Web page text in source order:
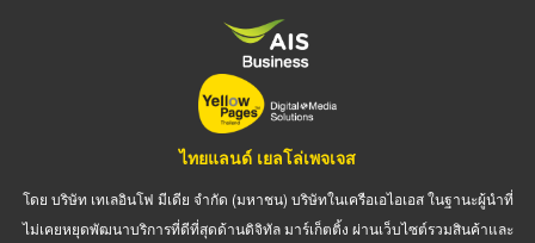
ไทยแลนด์ เยลโล่เพจเจส
โดย บริษัท เทเลอินโฟ มีเดีย จำกัด (มหาชน) บริษัทในเครือเอไอเอส ในฐานะผู้นำที่
ไม่เคยหยุดพัฒนาบริการที่ดีที่สุดด้านดิจิทัล มาร์เก็ตติ้ง ผ่านเว็บไซต์รวมสินค้าและ